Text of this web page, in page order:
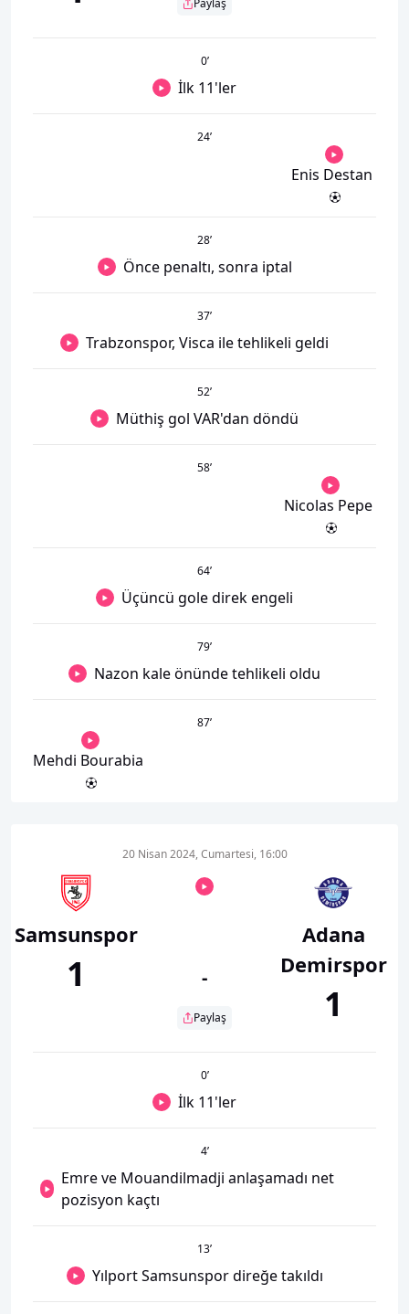
Paylaş
0’
İlk 11'ler
24’
Enis Destan
28’
Önce penaltı, sonra iptal
37’
Trabzonspor, Visca ile tehlikeli geldi
52’
Müthiş gol VAR'dan döndü
58’
Nicolas Pepe
64’
Üçüncü gole direk engeli
79’
Nazon kale önünde tehlikeli oldu
87’
Mehdi Bourabia
Samsunspor
1
20 Nisan 2024, Cumartesi, 16:00
-
Paylaş
Adana
Demirspor
1
0’
İlk 11'ler
4’
Emre ve Mouandilmadji anlaşamadı net
pozisyon kaçtı
13’
Yılport Samsunspor direğe takıldı